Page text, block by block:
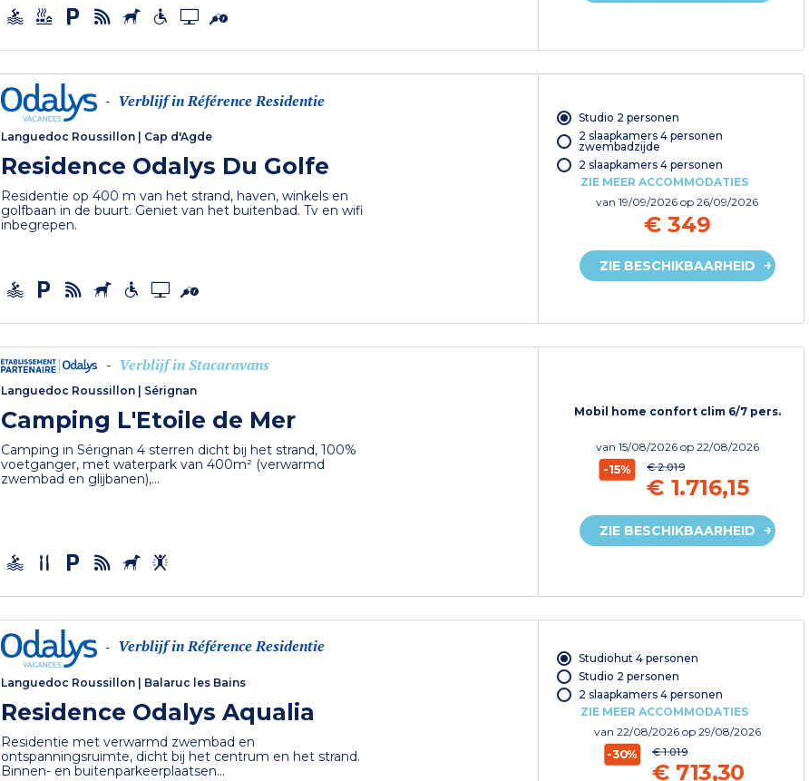
- Verblijf in Référence Residentie
Languedoc Roussillon Cap d'Agde
Residence Odalys Du Golfe
Residentie op 400 m van het strand, haven, winkels en
golfbaan in de buurt. Geniet van het buitenbad. Tv en wifi
inbegrepen.
Studio 2 personen
2 slaapkamers 4 personen
zwembadzijde
2 slaapkamers 4 personen
ZIE MEER ACCOMMODATIES
van19/09/2026op 26/09/2026
€ 349
ZIE BESCHIKBAARHEID
- Verblijf in Stacaravans
Languedoc Roussillon Sérignan
Camping L'Etoile de Mer
Camping in Sérignan 4 sterren dicht bij het strand, 100%
voetganger, met waterpark van 400m² (verwarmd
zwembad en glijbanen),...
Mobil home confort clim 6/7 pers.
van 15/08/2026 op 22/08/2026
-15% € 2.019
€ 1.716,15
ZIE BESCHIKBAARHEID
- Verblijf in Référence Residentie
Languedoc Roussillon Balaruc les Bains
Residence Odalys Aqualia
Residentie met verwarmd zwembad en
ontspanningsruimte, dicht bij het centrum en het strand.
Binnen- en buitenparkeerplaatsen...
Studiohut 4 personen
Studio 2 personen
2 slaapkamers 4 personen
ZIE MEER ACCOMMODATIES
van 22/08/2026 op 29/08/2026
-30% € 1.019
€ 713,30